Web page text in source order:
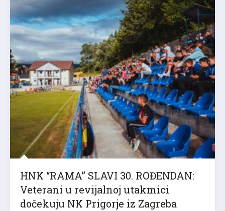
HNK “RAMA” SLAVI 30. ROĐENDAN:
Veterani u revijalnoj utakmici
dočekuju NK Prigorje iz Zagreba